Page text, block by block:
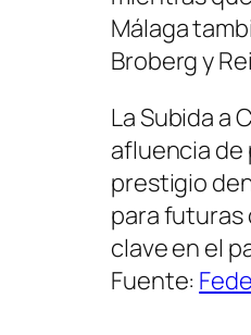
Málaga
Broberg y
La Subida a
afluencia
prestigio
para futuras
clave en el
Fuente: